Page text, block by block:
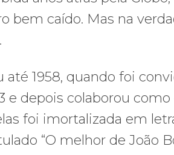
bem caído. Mas na
até 1958, quando foi
e depois colaborou como
foi imortalizada em
“O melhor de João